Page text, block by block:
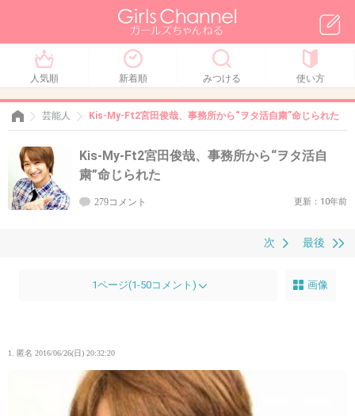
人気順 新着順 みつける 使い方
芸能人 Kis-My-Ft2宮田俊哉、事務所から“ヲタ活自粛”命じられた
Kis-My-Ft2宮田俊哉、事務所から“ヲタ活自
粛”命じられた
279コメント 更新：10年前
最後
次
1ページ(1-50コメント) 画像
1. 匿名 2016/06/26(日) 20:32:20